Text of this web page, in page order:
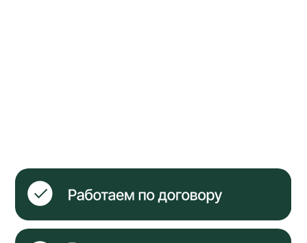
выполняем
строительные
работы любой
сложности